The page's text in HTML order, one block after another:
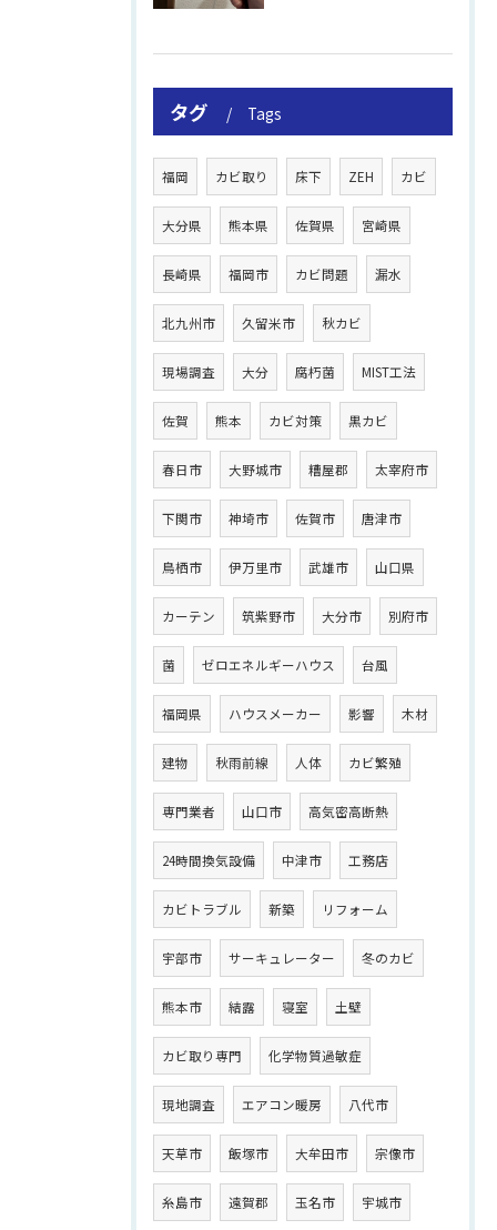
タグ Tags
福岡 カビ取り 床下 ZEH カビ
大分県 熊本県 佐賀県 宮崎県
長崎県 福岡市 カビ問題 漏水
北九州市 久留米市 秋カビ
現場調査 大分 腐朽菌 MIST工法
佐賀 熊本 カビ対策 黒カビ
春日市 大野城市 糟屋郡 太宰府市
下関市 神埼市 佐賀市 唐津市
鳥栖市 伊万里市 武雄市 山口県
カーテン 筑紫野市 大分市 別府市
菌 ゼロエネルギーハウス 台風
福岡県 ハウスメーカー 影響 木材
建物 秋雨前線 人体 カビ繁殖
専門業者 山口市 高気密高断熱
24時間換気設備 中津市 工務店
カビトラブル 新築 リフォーム
宇部市 サーキュレーター 冬のカビ
熊本市 結露 寝室 土壁
カビ取り専門 化学物質過敏症
現地調査 エアコン暖房 八代市
天草市 飯塚市 大牟田市 宗像市
糸島市 遠賀郡 玉名市 宇城市